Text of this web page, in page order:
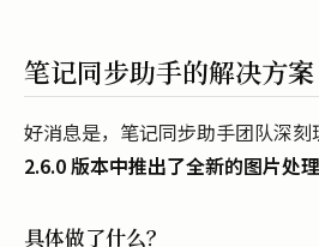
笔记同步助手的解决方案
好消息是，笔记同步助手团队深
2.6.0 版本中推出了全新的图片处
具体做了什么？